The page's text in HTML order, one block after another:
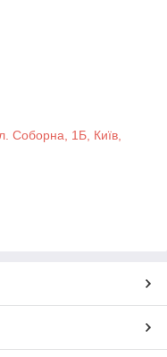
Соборна, 1Б, Київ,